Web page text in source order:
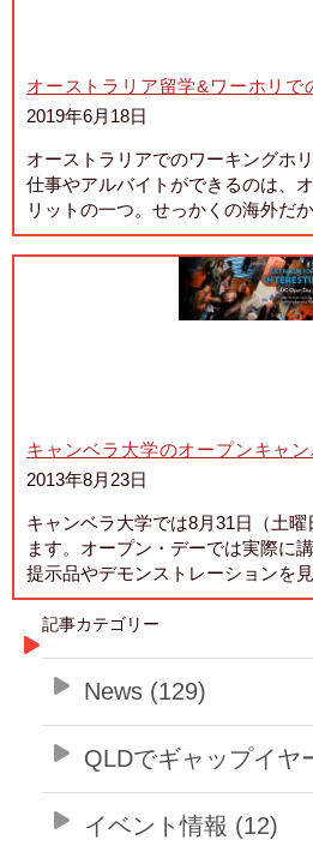
オーストラリア留学&ワーホリで
2019年6月18日
オーストラリアでのワーキングホ
仕事やアルバイトができるのは、
リットの一つ。せっかくの海外だ
キャンベラ大学のオープンキャ
2013年8月23日
キャンベラ大学では8月31日（土
ます。オープン・デーでは実際に
提示品やデモンストレーションを
記事カテゴリー
News (129)
QLDでギャップイヤ
イベント情報 (12)